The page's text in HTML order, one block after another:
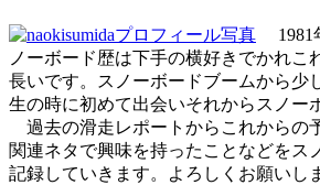
1981
ノーボード歴は下手の横好きでかれこ
長いです。スノーボードブームから少
生の時に初めて出会いそれからスノー
過去の滑走レポートからこれからの
関連ネタで興味を持ったことなどをス
記録していきます。よろしくお願いし